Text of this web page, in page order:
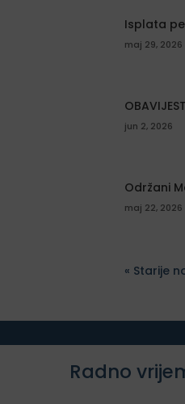
Isplata
maj 29, 2026
jun 2, 2026
Održani
maj 22, 2026
« Older
Radno